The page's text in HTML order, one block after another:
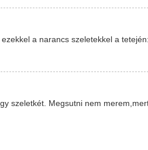
a narancs szeletekkel a
szeletkét. Megsutni nem